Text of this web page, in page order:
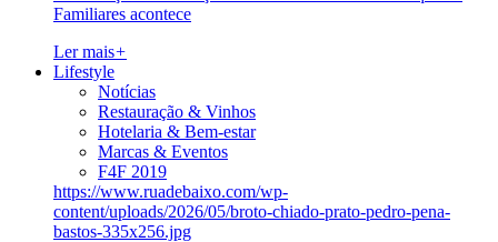
Familiares acontece
Ler mais+
Lifestyle
Notícias
Restauração & Vinhos
Hotelaria & Bem-estar
Marcas & Eventos
F4F 2019
https://www.ruadebaixo.com/wp-
content/uploads/2026/05/broto-chiado-prato-pedro-pena-
bastos-335x256.jpg